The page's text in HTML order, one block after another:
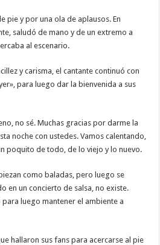
pie y por una ola de aplausos. En
saludó de mano y de un extremo a
al escenario.
y carisma, el cantante continuó con
para luego dar la bienvenida a sus
no sé. Muchas gracias por darme la
noche con ustedes. Vamos calentando,
poquito de todo, de lo viejo y lo nuevo.
como baladas, pero luego se
en un concierto de salsa, no existe.
para luego mantener el ambiente a
hallaron sus fans para acercarse al pie